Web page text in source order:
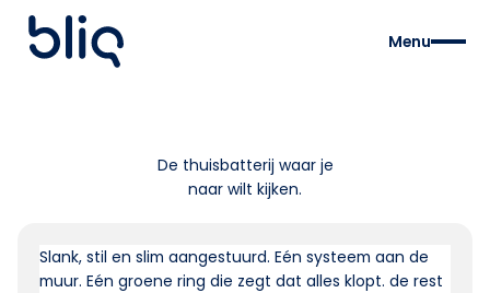
Menu
De thuisbatterij waar je
naar wilt kijken.
Slank, stil en slim aangestuurd. Eén systeem aan de
muur. Eén groene ring die zegt dat alles klopt. de rest